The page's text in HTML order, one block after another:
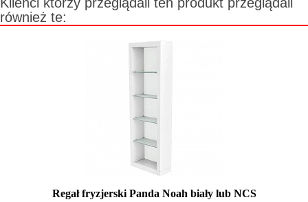
również te:
Regał fryzjerski Panda Noah biały lub NCS